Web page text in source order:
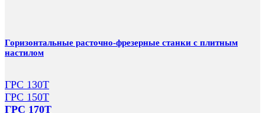
Горизонтальные расточно-фрезерные станки с плитным
настилом
ГРС 130Т
ГРС 150Т
ГРС 170Т